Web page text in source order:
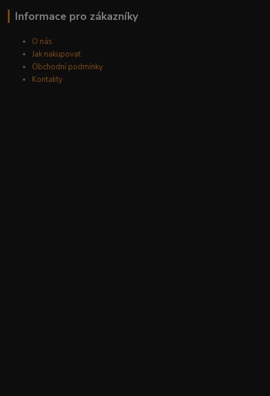
Informace pro zákazníky
O nás
Jak nakupovat
Obchodní podmínky
Kontakty